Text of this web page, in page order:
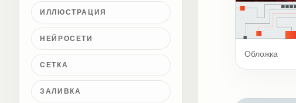
ИЛЛЮСТРАЦИЯ
НЕЙРОСЕТИ
СЕТКА
ЗАЛИВКА
Обложка